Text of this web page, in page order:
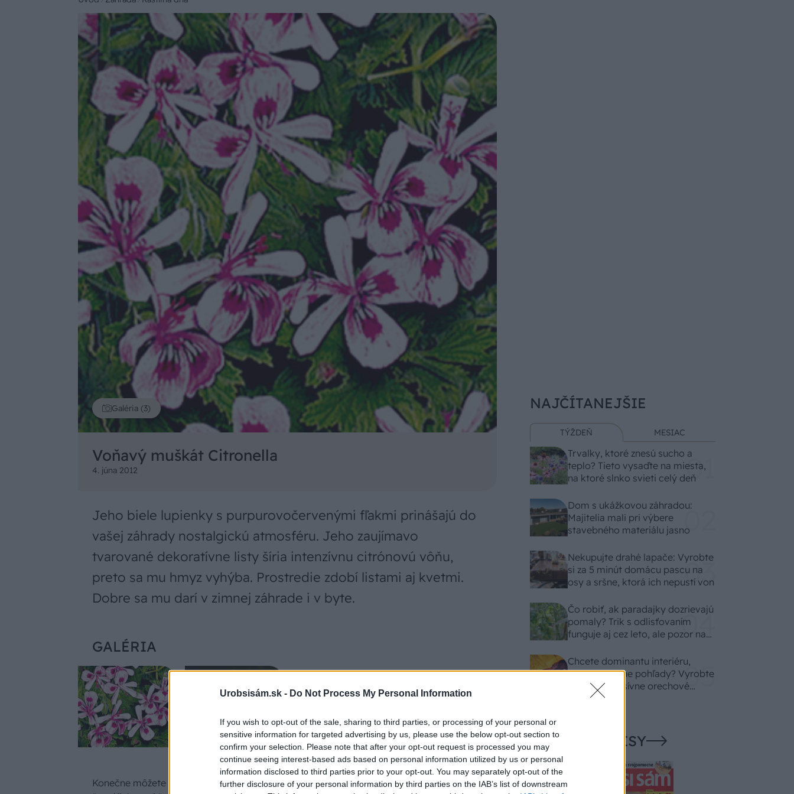
Urobsisám.sk - Do Not Process My Personal Information
If you wish to opt-out of the sale, sharing to third parties, or processing of your personal or
sensitive information for targeted advertising by us, please use the below opt-out section to
confirm your selection. Please note that after your opt-out request is processed you may
continue seeing interest-based ads based on personal information utilized by us or personal
information disclosed to third parties prior to your opt-out. You may separately opt-out of the
further disclosure of your personal information by third parties on the IAB’s list of downstream
Galéria (3)
Voňavý muškát Citronella
4. júna 2012
Jeho biele lupienky s purpurovočervenými fľakmi prinášajú do
vašej záhrady nostalgickú atmosféru. Jeho zaujímavo
tvarované dekoratívne listy šíria intenzívnu citrónovú vôňu,
preto sa mu hmyz vyhýba. Prostredie zdobí listami aj kvetmi.
Dobre sa mu darí v zimnej záhrade i v byte.
GALÉRIA
Konečne môžete pokojne relaxovať na terase, pretože tento nový muškát svojou
NAJČÍTANEJŠIE
TÝŽDEŇ MESIAC
Trvalky, ktoré znesú sucho a
teplo? Tieto vysaďte na miesta,
na ktoré slnko svieti celý deň
Dom s ukážkovou záhradou:
Majitelia mali pri výbere
stavebného materiálu jasno
Nekupujte drahé lapače: Vyrobte
si za 5 minút domácu pascu na
osy a sršne, ktorá ich nepustí von
Čo robiť, ak paradajky dozrievajú
pomaly? Trik s odlisťovaním
funguje aj cez leto, ale pozor na
Chcete dominantu interiéru,
ktorá pritiahne pohľady? Vyrobte
si takéto masívne orechové
svietidlo
NAŠE ČASOPISY